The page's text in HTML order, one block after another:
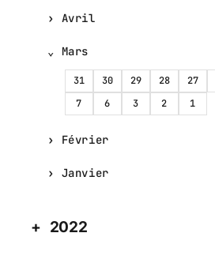
Avril
Mars
31 30 29 28 27
7
6 3 2 1
Février
Janvier
2022